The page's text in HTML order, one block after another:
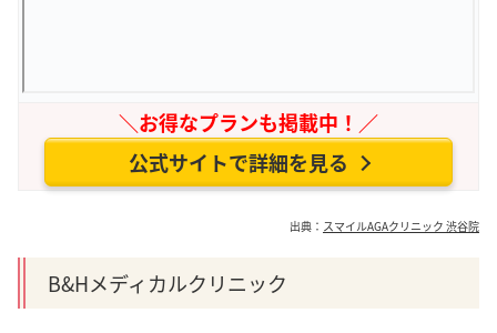
＼お得なプランも掲載中！／
公式サイトで詳細を見る
出典： スマイルAGAクリニック 渋谷院
B&Hメディカルクリニック